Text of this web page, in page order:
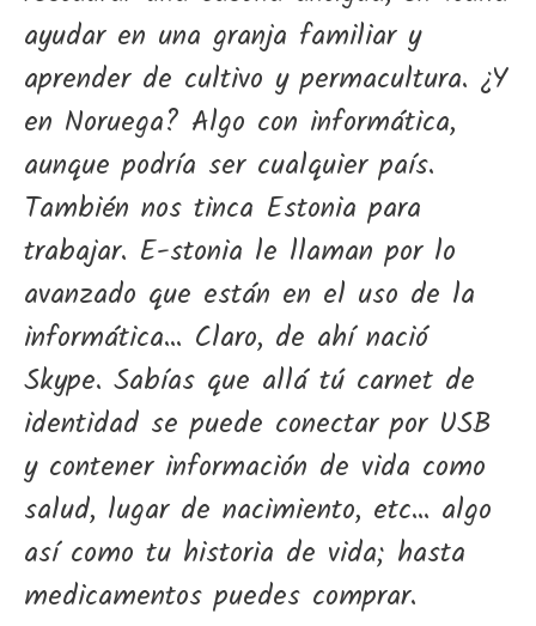
ayudar en una granja familiar y
aprender de cultivo y permacultura. ¿Y
en Noruega? Algo con informática,
aunque podría ser cualquier país.
También nos tinca Estonia para
trabajar. E-stonia le llaman por lo
avanzado que están en el uso de la
informática... Claro, de ahí nació
Skype. Sabías que allá tú carnet de
identidad se puede conectar por USB
y contener información de vida como
salud, lugar de nacimiento, etc... algo
así como tu historia de vida; hasta
medicamentos puedes comprar.